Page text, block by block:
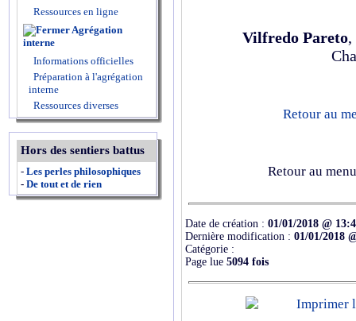
Ressources en ligne
Agrégation
interne
Informations officielles
Préparation à l'agrégation
interne
Ressources diverses
Hors des sentiers battus
- Les perles philosophiques
- De tout et de rien
Vilfredo Pareto,
Retour au
Retour au
Date de création : 01/01/2018 @
Dernière modification : 01/01/2018
Catégorie :
Page lue 5094 fois